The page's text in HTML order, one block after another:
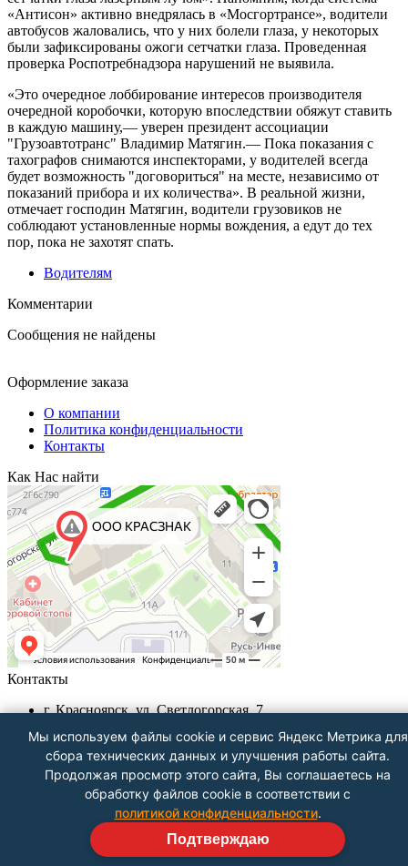
«Антисон» активно внедрялась в «Мосгортрансе», водители
автобусов жаловались, что у них болели глаза, у некоторых
были зафиксированы ожоги сетчатки глаза. Проведенная
проверка Роспотребнадзора нарушений не выявила.
«Это очередное лоббирование интересов производителя
очередной коробочки, которую впоследствии обяжут ставить
в каждую машину,— уверен президент ассоциации
"Грузоавтотранс" Владимир Матягин.— Пока показания с
тахографов снимаются инспекторами, у водителей всегда
будет возможность "договориться" на месте, независимо от
показаний прибора и их количества». В реальной жизни,
отмечает господин Матягин, водители грузовиков не
соблюдают установленные нормы вождения, а едут до тех
пор, пока не захотят спать.
Водителям
Комментарии
Сообщения не найдены
Оформление заказа
О компании
Политика конфиденциальности
Контакты
Как Нас найти
Контакты
г. Красноярск, ул. Светлогорская, 7
Пн-Пт с 9.00 - до 18.00
info@krasznak24.ru
Посмотреть на карте
Мы используем файлы cookie и сервис Яндекс Метрика для
сбора технических данных и улучшения работы сайта.
Продолжая просмотр этого сайта, Вы соглашаетесь на
обработку файлов cookie в соответствии с
политикой конфиденциальности.
Подтверждаю